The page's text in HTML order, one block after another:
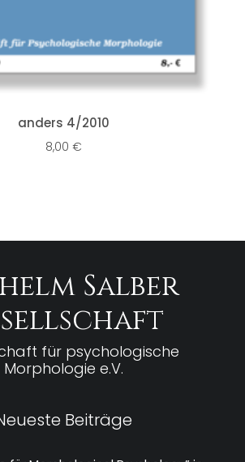
IN DEN WARENKORB
anders 4/2010
8,00 €
Salber
für psychologische
Morphologie e.V.
Beiträge